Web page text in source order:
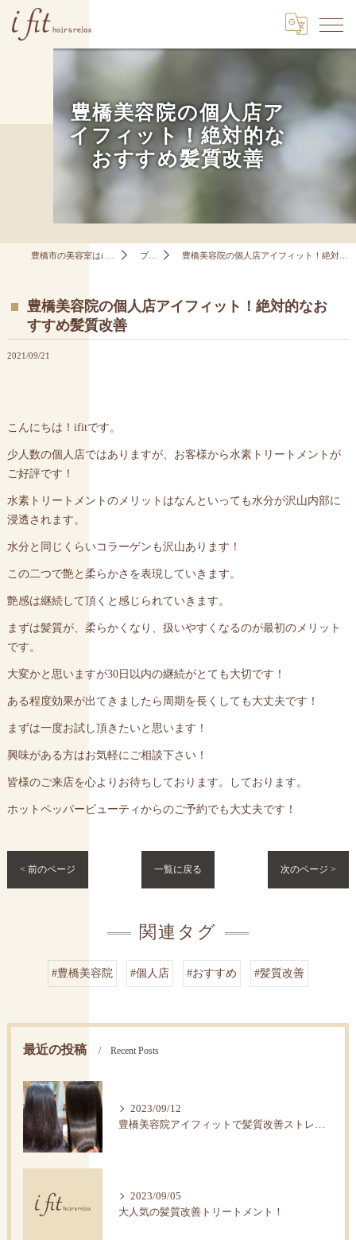
豊橋美容院の個人店ア
イフィット！絶対的な
おすすめ髪質改善
ブログ 豊橋美容院の個人店アイフィット！絶対的なおすすめ髪質改善
豊橋美容院の個人店アイフィット！絶対的なお
すすめ髪質改善
2021/09/21
こんにちは！ifitです。
少人数の個人店ではありますが、お客様から水素トリートメントが
ご好評です！
水素トリートメントのメリットはなんといっても水分が沢山内部に
浸透されます。
水分と同じくらいコラーゲンも沢山あります！
この二つで艶と柔らかさを表現していきます。
艶感は継続して頂くと感じられていきます。
まずは髪質が、柔らかくなり、扱いやすくなるのが最初のメリット
です。
大変かと思いますが30日以内の継続がとても大切です！
ある程度効果が出てきましたら周期を長くしても大丈夫です！
まずは一度お試し頂きたいと思います！
興味がある方はお気軽にご相談下さい！
皆様のご来店を心よりお待ちしております。しております。
ホットペッパービューティからのご予約でも大丈夫です！
< 前のページ 一覧に戻る 次のページ >
関連タグ
#豊橋美容院 #個人店 #おすすめ #髪質改善
最近の投稿 Recent Posts
2023/09/12
豊橋美容院アイフィットで髪質改善ストレートで艶髪へ。
2023/09/05
大人気の髪質改善トリートメント！